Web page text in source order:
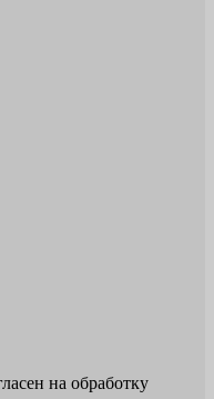
на обработку